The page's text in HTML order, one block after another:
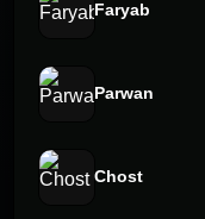
Faryab
Parwan
Chost